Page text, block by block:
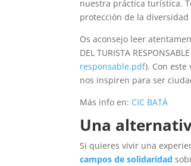
nuestra práctica turística.
protección de la
Os aconsejo leer
DEL TURISTA
responsable.pdf). Con
nos inspiren para ser
Más info en: CIC BATÁ
Una
Si quieres vivir una
campos de solidaridad